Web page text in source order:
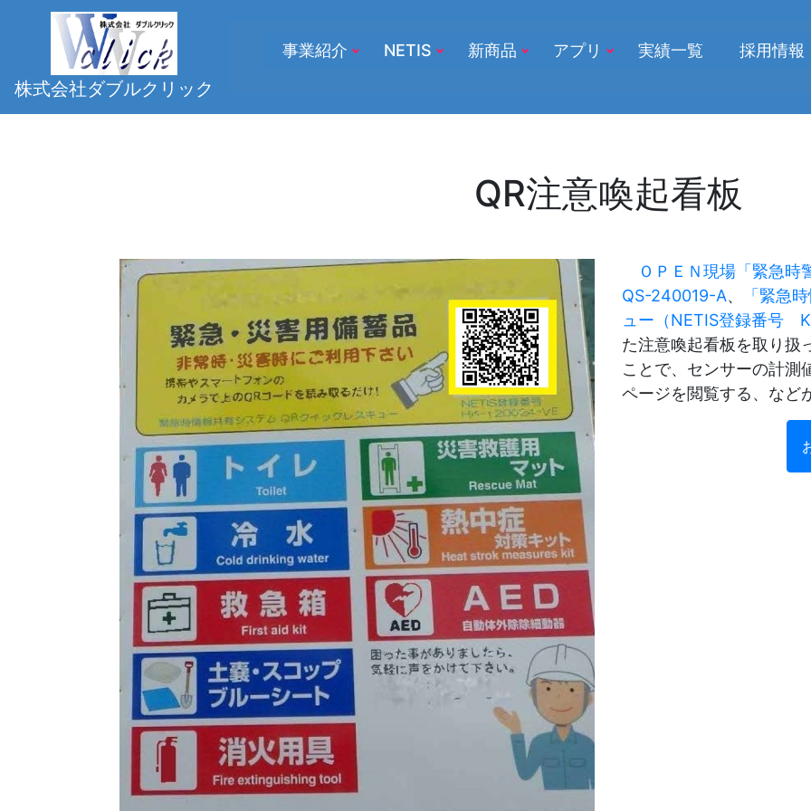
株式会社ダブルクリック
事業紹介 NETIS 新商品 アプリ 実績一覧 採用情報
QR注意喚起看板
ＯＰＥＮ現場「緊急
QS-240019-A、
「緊急
ュー（NETIS登録番号
た注意喚起看板を取り
ことで、センサーの計測
ページを閲覧する、など